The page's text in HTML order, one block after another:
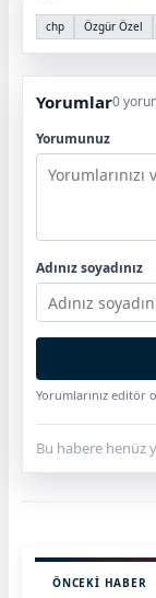
chp Özgür Özel
Yorumlar0
Yorumunuz
Adınız soyadınız
Yorumlarınız editör
Bu habere henüz
ÖNCEKI HABER